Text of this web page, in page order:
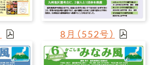
8月（552号）